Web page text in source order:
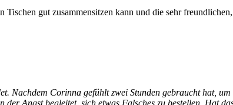
Tischen gut zusammensitzen kann und die sehr
Nachdem Corinna gefühlt zwei Stunden gebraucht hat,
Angst begleitet, sich etwas Falsches zu bestellen. Hat